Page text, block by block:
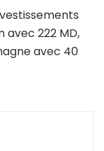
222 MD,
avec 40